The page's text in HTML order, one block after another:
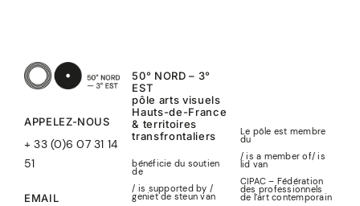
APPELEZ-NOUS
+ 33 (0)6 07 31 14
51
EMAIL
50° NORD – 3°
EST
pôle arts visuels
Hauts-de-France
& territoires
transfrontaliers
bénéficie du soutien
de
/ is supported by /
geniet de steun van
Le pôle est membre
du
/ is a member of/is
lid van
CIPAC – Fédération
des professionnels
de l’art contemporain